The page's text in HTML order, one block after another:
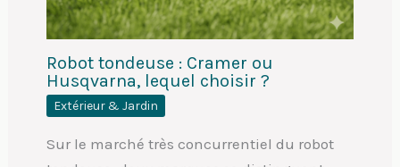
Robot tondeuse : Cramer ou
Husqvarna, lequel choisir ?
Extérieur & Jardin
Sur le marché très concurrentiel du robot